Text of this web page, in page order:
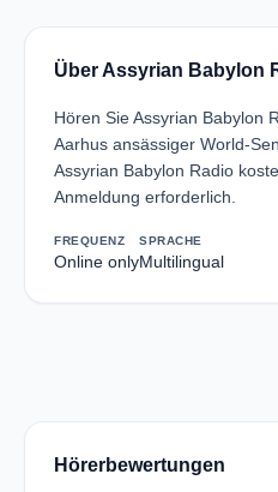
Über Assyrian Babylon
Hören Sie Assyrian Babylon
Aarhus ansässiger World-
Assyrian Babylon Radio
Anmeldung erforderlich.
FREQUENZ
Online only
SPRACHE
Multilingual
Hörerbewertungen